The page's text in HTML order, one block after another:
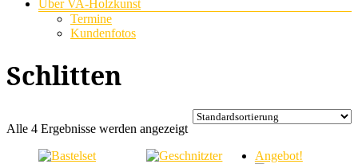
Über VA-Holzkunst
Termine
Kundenfotos
Schlitten
Alle 4 Ergebnisse werden angezeigt
Angebot!